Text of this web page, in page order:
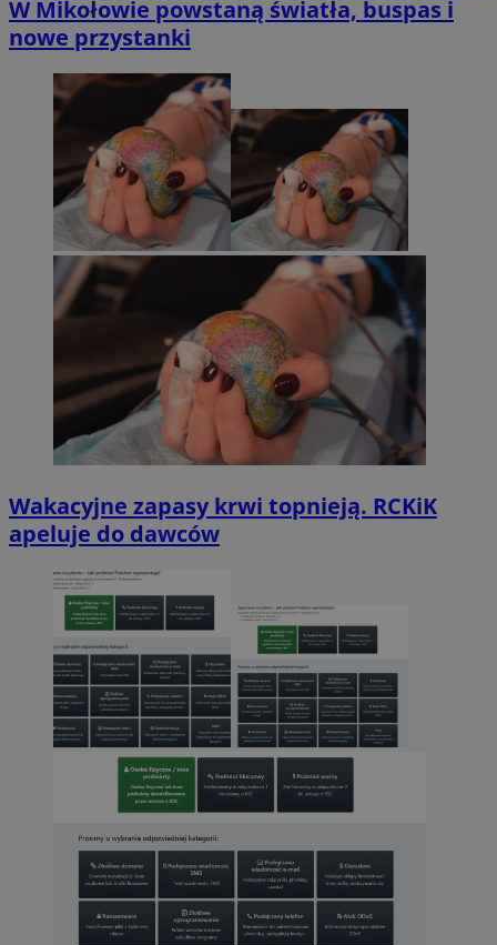
W Mikołowie powstaną światła, buspas i
nowe przystanki
Wakacyjne zapasy krwi topnieją. RCKiK
apeluje do dawców